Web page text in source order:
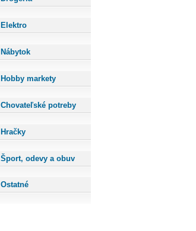
Elektro
Nábytok
Hobby markety
Chovateľské potreby
Hračky
Šport, odevy a obuv
Ostatné